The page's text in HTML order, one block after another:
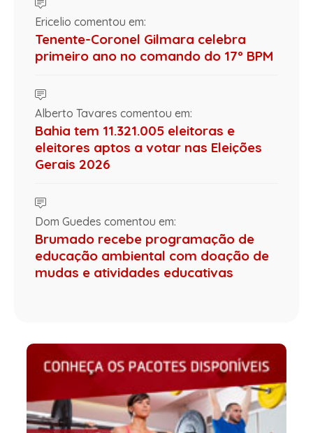
Ericelio comentou em:
Tenente-Coronel Gilmara celebra
primeiro ano no comando do 17º BPM
Alberto Tavares comentou em:
Bahia tem 11.321.005 eleitoras e
eleitores aptos a votar nas Eleições
Gerais 2026
Dom Guedes comentou em:
Brumado recebe programação de
educação ambiental com doação de
mudas e atividades educativas